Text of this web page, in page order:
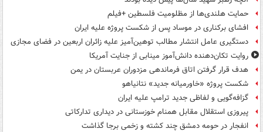
حمایت هلندی‌ها از مظلومیت فلسطین +فیلم
افشای برکناری در موساد پس از شکست پروژه علیه ایران
دستگیری عامل انتشار مطالب توهین‌آمیز علیه زائران اربعین در فضای مجازی
روایت تکان‌دهنده دانش‌آموز مینابی از جنایت آمریکا
هدف قرار گرفتن اتاق‌ فرماندهی مزدوران عربستان در یمن
شکست پروژه «خاورمیانه جدید» نتانیاهو
گزافه‌گویی و لفاظی جدید ترامپ علیه ایران
پیروزی استقلال مقابل همنام خوزستانی در دیداری تدارکاتی
انفجار در حومه دمشق چند کشته و زخمی برجا گذاشت